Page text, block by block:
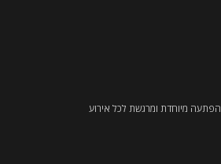
הפתעה מיוחדת ומרגשת לכל אירוע